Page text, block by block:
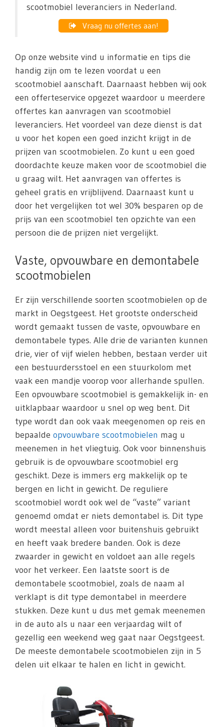
scootmobiel leveranciers in Nederland.
Vraag nu offertes aan!
Op onze website vind u informatie en tips die
handig zijn om te lezen voordat u een
scootmobiel aanschaft. Daarnaast hebben wij ook
een offerteservice opgezet waardoor u meerdere
offertes kan aanvragen van scootmobiel
leveranciers. Het voordeel van deze dienst is dat
u voor het kopen een goed inzicht krijgt in de
prijzen van scootmobielen. Zo kunt u een goed
doordachte keuze maken voor de scootmobiel die
u graag wilt. Het aanvragen van offertes is
geheel gratis en vrijblijvend. Daarnaast kunt u
door het vergelijken tot wel 30% besparen op de
prijs van een scootmobiel ten opzichte van een
persoon die de prijzen niet vergelijkt.
Vaste, opvouwbare en demontabele
scootmobielen
Er zijn verschillende soorten scootmobielen op de
markt in Oegstgeest. Het grootste onderscheid
wordt gemaakt tussen de vaste, opvouwbare en
demontabele types. Alle drie de varianten kunnen
drie, vier of vijf wielen hebben, bestaan verder uit
een bestuurdersstoel en een stuurkolom met
vaak een mandje voorop voor allerhande spullen.
Een opvouwbare scootmobiel is gemakkelijk in- en
uitklapbaar waardoor u snel op weg bent. Dit
type wordt dan ook vaak meegenomen op reis en
bepaalde opvouwbare scootmobielen mag u
meenemen in het vliegtuig. Ook voor binnenshuis
gebruik is de opvouwbare scootmobiel erg
geschikt. Deze is immers erg makkelijk op te
bergen en licht in gewicht. De reguliere
scootmobiel wordt ook wel de “vaste” variant
genoemd omdat er niets demontabel is. Dit type
wordt meestal alleen voor buitenshuis gebruikt
en heeft vaak bredere banden. Ook is deze
zwaarder in gewicht en voldoet aan alle regels
voor het verkeer. Een laatste soort is de
demontabele scootmobiel, zoals de naam al
verklapt is dit type demontabel in meerdere
stukken. Deze kunt u dus met gemak meenemen
in de auto als u naar een verjaardag wilt of
gezellig een weekend weg gaat naar Oegstgeest.
De meeste demontabele scootmobielen zijn in 5
delen uit elkaar te halen en licht in gewicht.